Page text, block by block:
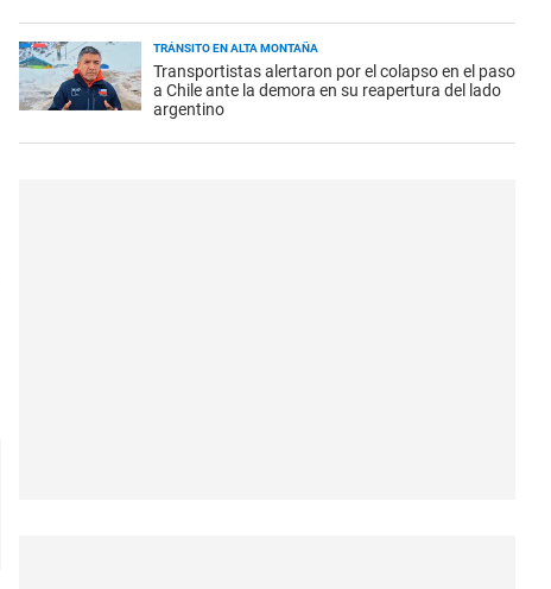
TRÁNSITO EN ALTA MONTAÑA
Transportistas alertaron por el colapso en el paso
a Chile ante la demora en su reapertura del lado
argentino